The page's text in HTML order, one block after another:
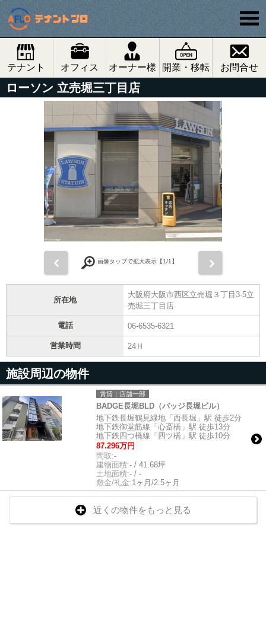
テナント オフィス オーナー様 開業・移転 お問合せ
ローソン 立売堀三丁目店
画像タップで拡大表示【1/1】
所在地
大阪府大阪市西区立売堀３丁目3-5立
売堀三丁目店
電話 06-6535-6321
営業時間 24Ｈ
施設周辺の物件
賃貸｜店舗一部
BADGE長堀BLD（バッジ長堀ビル）
地下鉄長堀鶴見緑地「西長堀」駅 徒歩2分
地下鉄御堂筋線「心斎橋」駅 徒歩13分
地下鉄四つ橋線「四ツ橋」駅 徒歩10分
87.296万円
間取:-
建物面積:- / 41.68坪
土地面積:- / -
敷金/礼金:1ヶ月/2.5ヶ月
近くの物件をもっと見る